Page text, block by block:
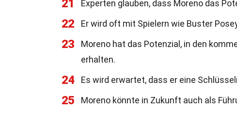
21 Experten glauben, dass Moreno das
22 Er wird oft mit Spielern wie Buster
23
Moreno hat das Potenzial, in den
erhalten.
24 Es wird erwartet, dass er eine
25 Moreno könnte in Zukunft auch als